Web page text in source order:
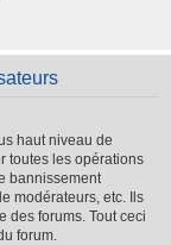
haut niveau de
toutes les opérations
bannissement
modérateurs, etc. Ils
des forums. Tout ceci
forum.